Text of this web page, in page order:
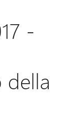
-
della